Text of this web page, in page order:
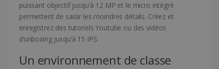
puissant objectif jusqu’à 12 MP et le micro intégré
permettent de saisir les moindres détails. Créez et
enregistrez des tutoriels Youtube ou des vidéos
d’unboxing jusqu’à 15 IPS.
Un environnement de classe